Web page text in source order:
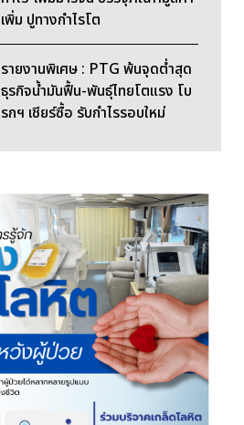
เพิ่ม ปูทางกำไรโต
รายงานพิเศษ : PTG พ้นจุดต่ำสุด
ธุรกิจน้ำมันฟื้น-พันธุ์ไทยโตแรง โบ
รกฯ เชียร์ซื้อ รับกำไรรอบใหม่